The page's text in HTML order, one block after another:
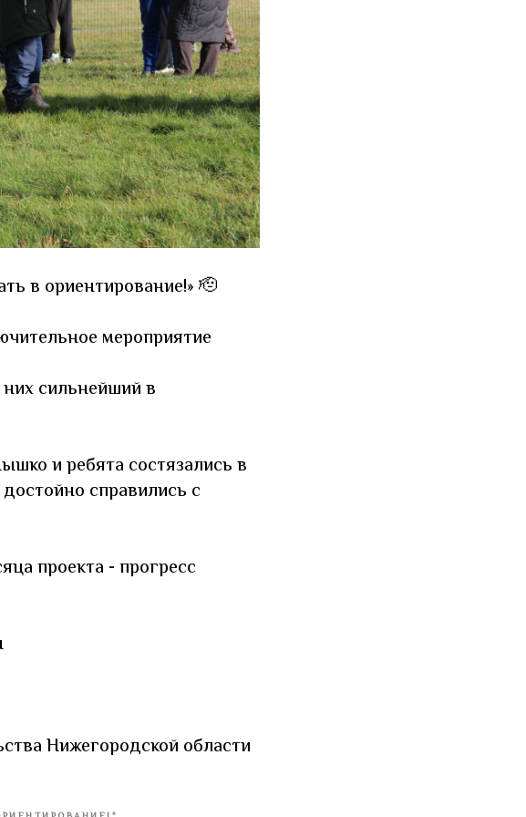
в ориентирование!» 🫡
мероприятие
сильнейший в
и ребята состязались в
справились с
проекта - прогресс
Нижегородской области